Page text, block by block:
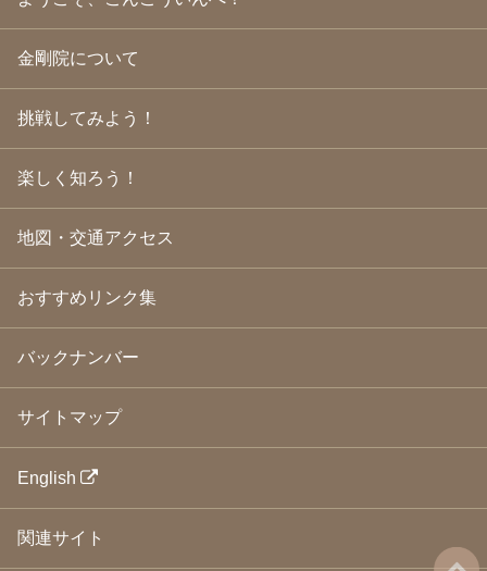
2009年7月
(21)
2009年6月(22)
2009年5月(20)
2009年2月(19)
2009年1月(25)
2008年12月 (22)
2008年9月(24)
2008年8月(24)
2008年7月
(23)
2008年6月(23)
2008年5月(21)
2008年4月(22)
2008年1月 (23)
2007年12月(26)
2007年11月
2007年10月
2007年9月(23)
2007年8月
金剛院について
挑戦してみよう！
楽しく知ろう！
地図・交通アクセス
おすすめリンク集
バックナンバー
サイトマップ
English
関連サイト